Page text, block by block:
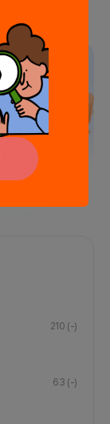
210 (-)
63 (-)